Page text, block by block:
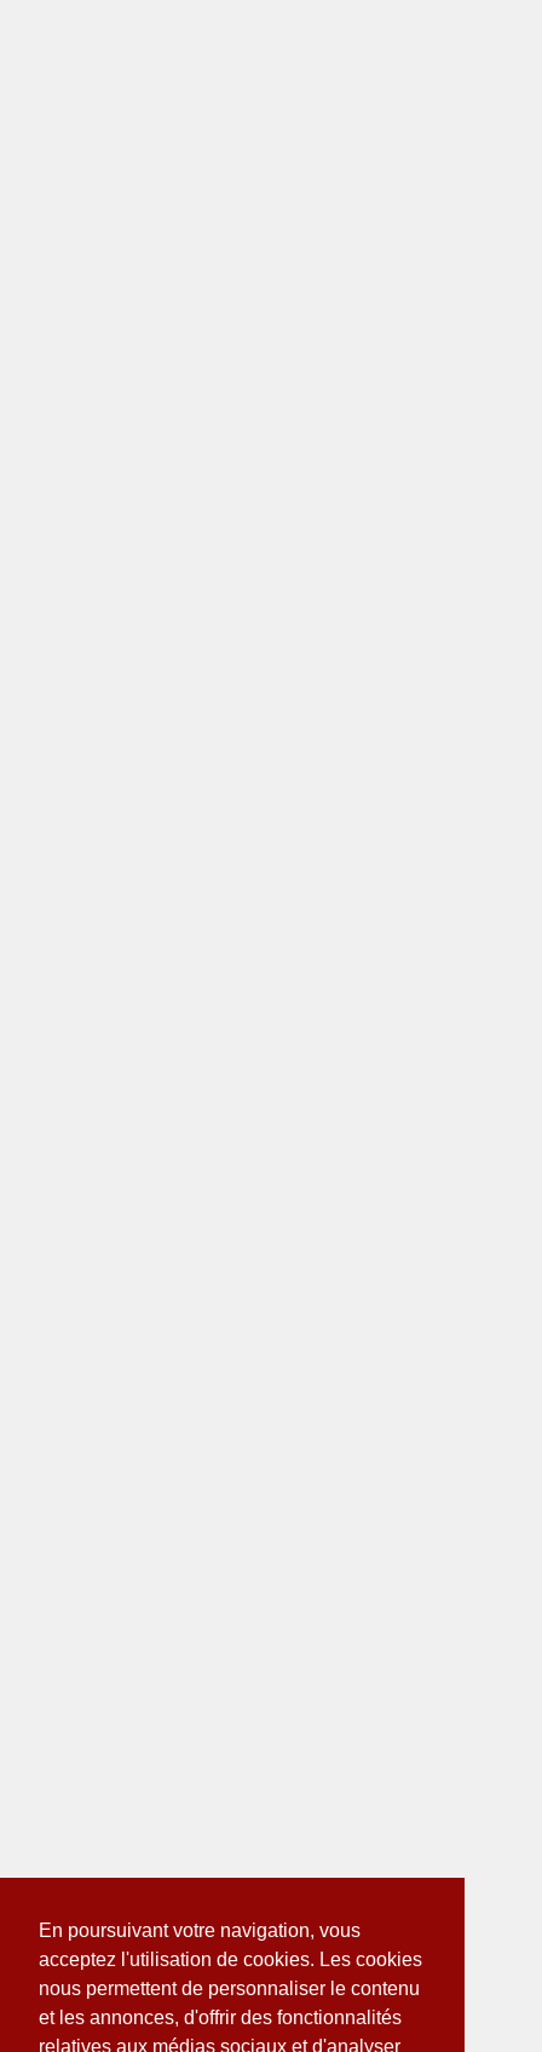
En poursuivant votre navigation, vous
acceptez l'utilisation de cookies. Les cookies
nous permettent de personnaliser le contenu
et les annonces, d'offrir des fonctionnalités
relatives aux médias sociaux et d'analyser